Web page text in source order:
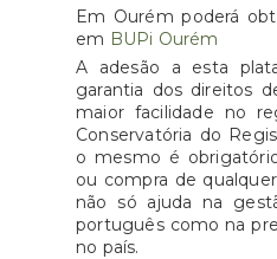
Em Ourém poderá
em BUPi Ourém
A adesão a esta
garantia dos direitos
maior facilidade no
Conservatória do
o mesmo é
ou compra de
não só ajuda na
português como na
no país.